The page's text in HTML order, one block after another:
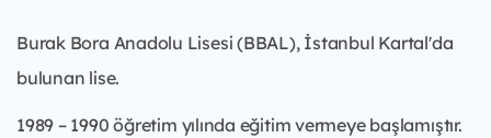
Burak Bora Anadolu Lisesi (BBAL), İstanbul Kartal'da
bulunan lise.
1989 – 1990 öğretim yılında eğitim vermeye başlamıştır.